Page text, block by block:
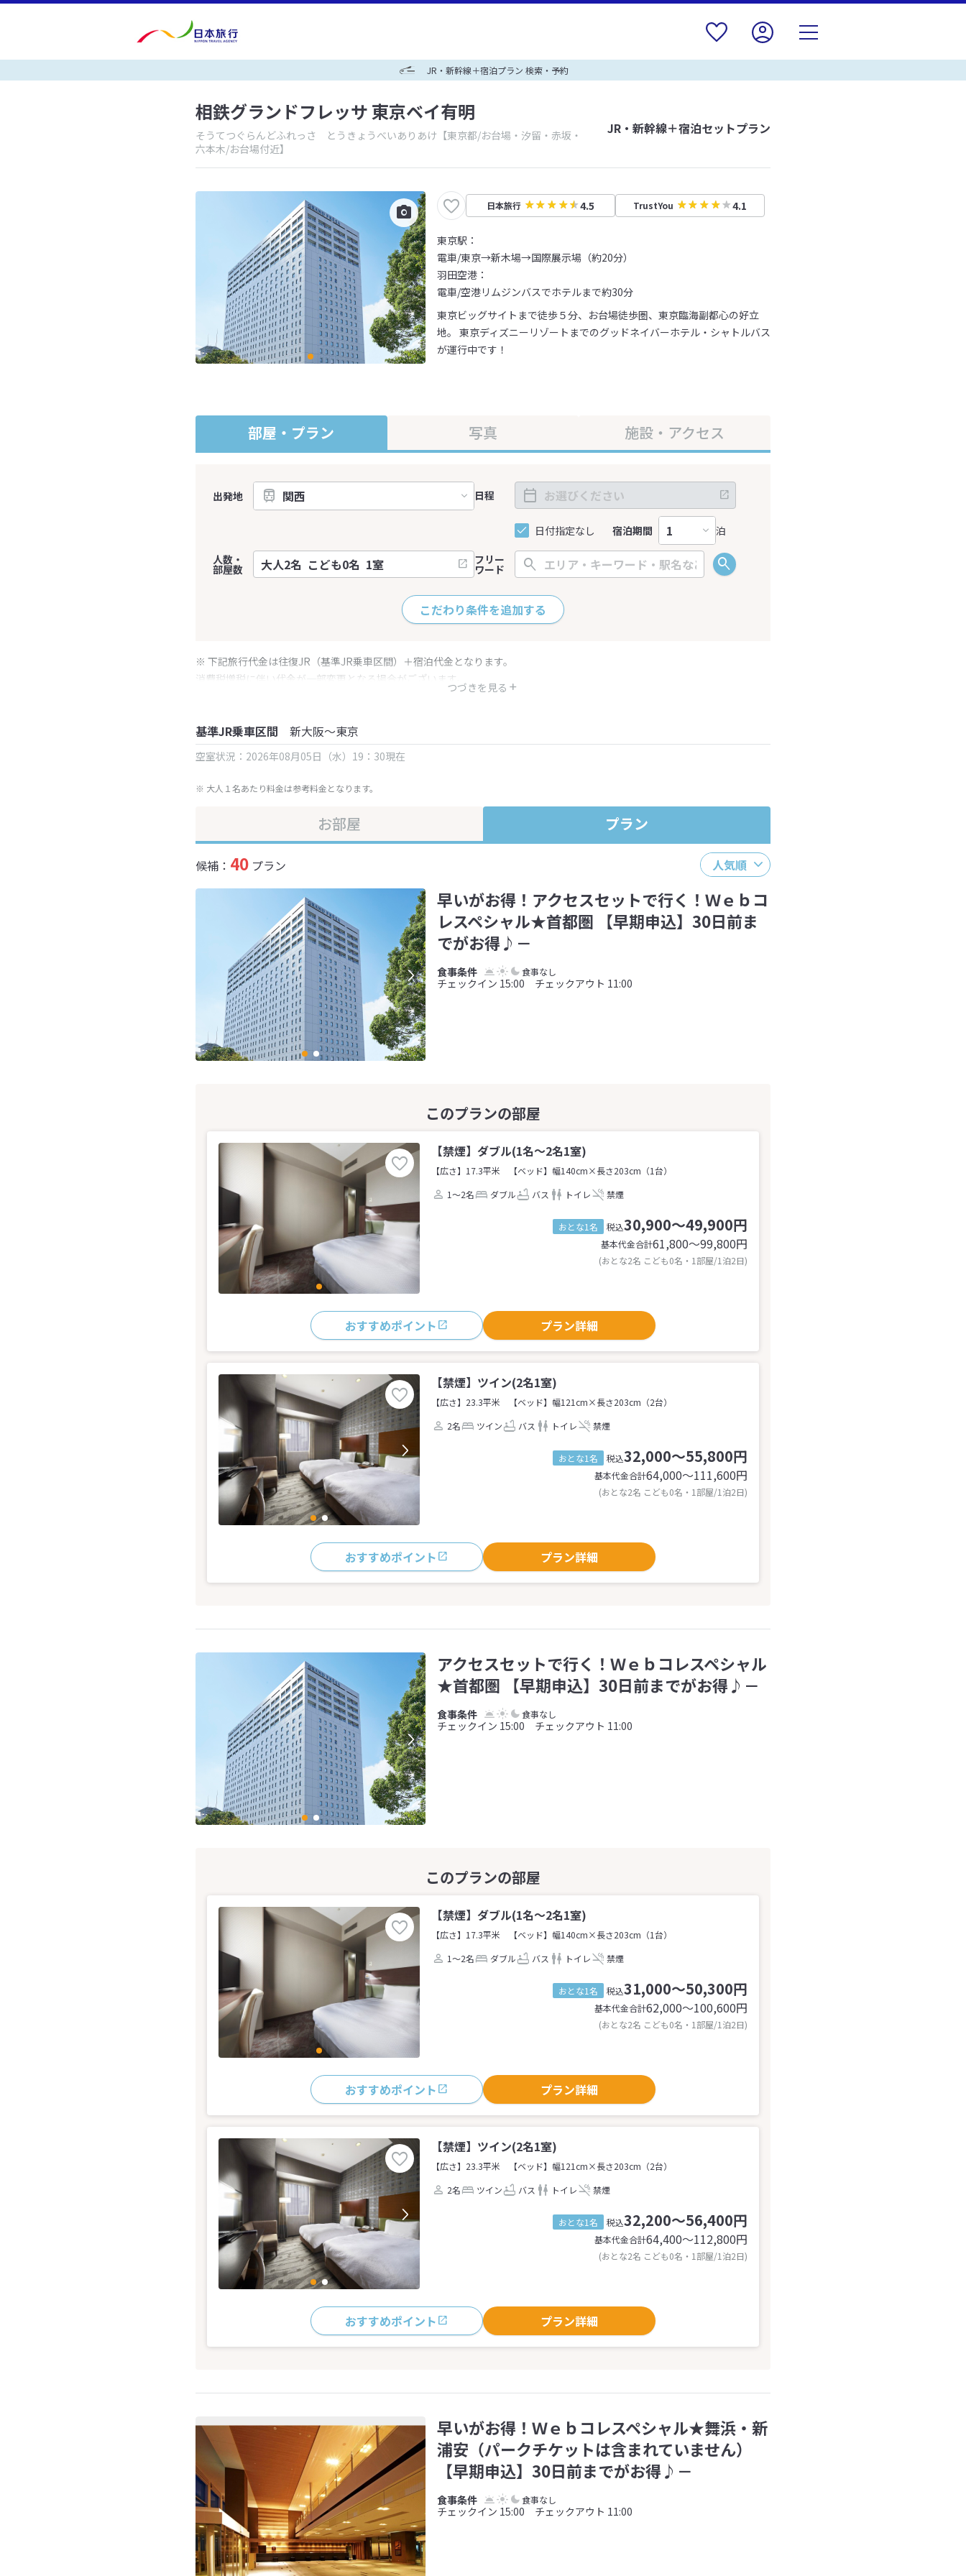
JR・新幹線＋宿泊プラン 検索・予約
相鉄グランドフレッサ 東京ベイ有明
そうてつぐらんどふれっさ とうきょうべいありあけ 【東京都/お台場・汐留・赤坂・
六本木/お台場付近】
JR・新幹線＋宿泊セットプラン
日本旅行 4.5 TrustYou 4.1
東京駅：
電車/東京→新木場→国際展示場（約20分）
羽田空港：
電車/空港リムジンバスでホテルまで約30分
東京ビッグサイトまで徒歩５分、お台場徒歩圏、東京臨海副都心の好立
地。 東京ディズニーリゾートまでのグッドネイバーホテル・シャトルバス
が運行中です！
部屋・プラン 写真 施設・アクセス
出発地 日程
日付指定なし 宿泊期間
泊
人数・
部屋数
フリー
ワード
こだわり条件を追加する
つづきを見る
※ 下記旅行代金は往復JR（基準JR乗車区間）＋宿泊代金となります。
消費税増税に伴い代金が一部変更となる場合がございます。
※ 表示されている旅行代金・プラン内容は一定時間ごとに更新されます。最終確認画面でご確認ください。
基準JR乗車区間 新大阪～東京
空室状況：2026年08月05日（水）19：30現在
※ 大人１名あたり料金は参考料金となります。
お部屋 プラン
候補： 40 プラン 人気順
早いがお得！アクセスセットで行く！Ｗｅｂコ
レスペシャル★首都圏 【早期申込】30日前ま
でがお得♪－
食事なし
チェックイン 15:00 チェックアウト 11:00
【禁煙】ダブル(1名～2名1室)
【広さ】17.3平米
【ベッド】幅140cm×長さ203cm（1台）
1～2名
ダブル バス トイレ 禁煙
おとな1名 税込30,900～49,900円
基本代金合計61,800〜99,800円
(おとな2名 こども0名・1部屋/1泊2日)
おすすめポイント プラン詳細
【禁煙】ツイン(2名1室)
【広さ】23.3平米
【ベッド】幅121cm×長さ203cm（2台）
2名
ツイン バス トイレ 禁煙
おとな1名 税込32,000～55,800円
基本代金合計64,000〜111,600円
(おとな2名 こども0名・1部屋/1泊2日)
おすすめポイント プラン詳細
アクセスセットで行く！Ｗｅｂコレスペシャル
★首都圏 【早期申込】30日前までがお得♪－
食事なし
チェックイン 15:00 チェックアウト 11:00
【禁煙】ダブル(1名～2名1室)
【広さ】17.3平米
【ベッド】幅140cm×長さ203cm（1台）
1～2名
ダブル バス トイレ 禁煙
おとな1名 税込31,000～50,300円
基本代金合計62,000〜100,600円
(おとな2名 こども0名・1部屋/1泊2日)
おすすめポイント プラン詳細
【禁煙】ツイン(2名1室)
【広さ】23.3平米
【ベッド】幅121cm×長さ203cm（2台）
2名
ツイン バス トイレ 禁煙
おとな1名 税込32,200～56,400円
基本代金合計64,400〜112,800円
(おとな2名 こども0名・1部屋/1泊2日)
おすすめポイント プラン詳細
早いがお得！Ｗｅｂコレスペシャル★舞浜・新
浦安（パークチケットは含まれていません）
【早期申込】30日前までがお得♪－
食事なし
チェックイン 15:00 チェックアウト 11:00